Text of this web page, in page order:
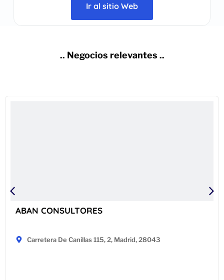
Ir al sitio Web
.. Negocios relevantes ..
ABAN CONSULTORES
Carretera De Canillas 115, 2, Madrid, 28043